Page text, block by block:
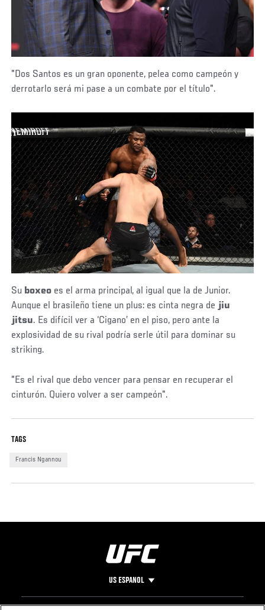
"Dos Santos es un gran oponente, pelea como campeón y
derrotarlo será mi pase a un combate por el título".
Su boxeo es el arma principal, al igual que la de Junior.
Aunque el brasileño tiene un plus: es cinta negra de jiu
jitsu. Es difícil ver a ‘Cigano’ en el piso, pero ante la
explosividad de su rival podría serle útil para dominar su
striking.
Social
Post
"Es el rival que debo vencer para pensar en recuperar el
cinturón. Quiero volver a ser campeón".
TAGS
Francis Ngannou
US ESPANOL